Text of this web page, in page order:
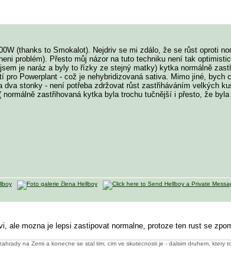
(thanks to Smokalot). Nejdriv se mi zdálo, že se růst oproti
problém). Přesto můj názor na tuto techniku není tak
je naráz a byly to řízky ze stejný matky) kytka normálně
Powerplant - což je nehybridizovaná sativa. Mimo jiné, bych
dva stonky - není potřeba zdržovat růst zastřiháváním velkých
zastřihovaná kytka byla trochu tučnější i přesto, že
ale mozna je lepsi zastipovat normalne, protoze ten rust se
na Zemi a konecne se stal tim, cim ve skutecnosti je - dalsim druhem, ktery